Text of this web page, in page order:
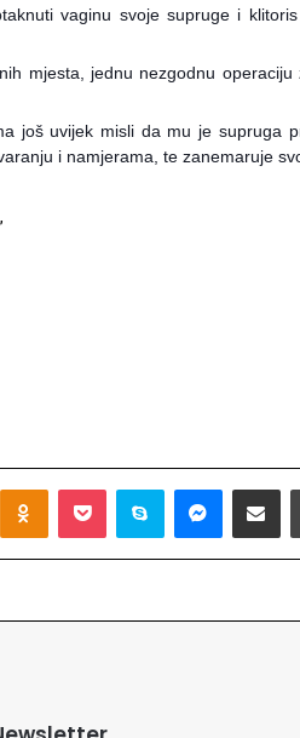
vaginu svoje supruge i
mjesta, jednu nezgodnu
još uvijek misli da mu je supruga
i namjerama, te zanemaruje
Odnoklassniki Pocket Skype Messenger Podijeli putem Emaila